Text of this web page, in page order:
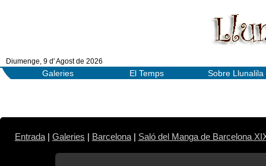
Diumenge, 9 d' Agost de 2026
Galeries El Temps Sobre Llunalila
Entrada| Galeries Barcelona| Saló del Manga de Barcelona